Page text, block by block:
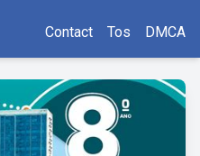
Contact Tos DMCA